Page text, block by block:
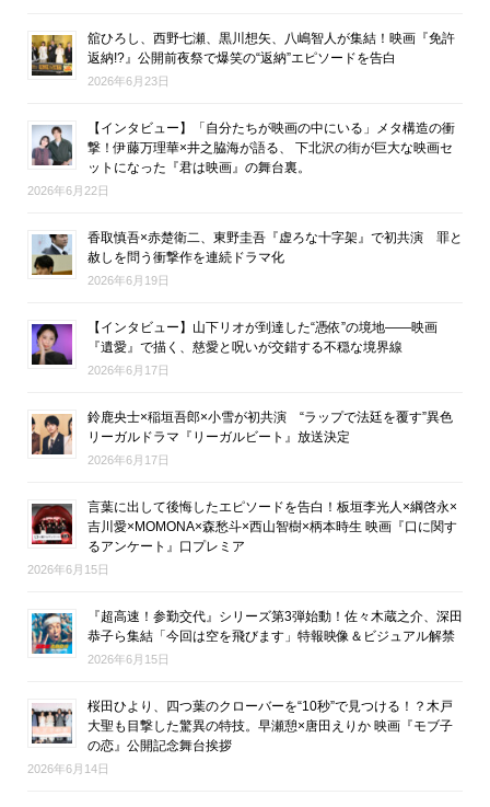
舘ひろし、西野七瀬、黒川想矢、八嶋智人が集結！映画『免許
返納!?』公開前夜祭で爆笑の“返納”エピソードを告白
2026年6月23日
【インタビュー】「自分たちが映画の中にいる」メタ構造の衝
撃！伊藤万理華×井之脇海が語る、 下北沢の街が巨大な映画セ
ットになった『君は映画』の舞台裏。
2026年6月22日
香取慎吾×赤楚衛二、東野圭吾『虚ろな十字架』で初共演 罪と
赦しを問う衝撃作を連続ドラマ化
2026年6月19日
【インタビュー】山下リオが到達した“憑依”の境地――映画
『遺愛』で描く、慈愛と呪いが交錯する不穏な境界線
2026年6月17日
鈴鹿央士×稲垣吾郎×小雪が初共演 “ラップで法廷を覆す”異色
リーガルドラマ『リーガルビート』放送決定
2026年6月17日
言葉に出して後悔したエピソードを告白！板垣李光人×綱啓永×
吉川愛×MOMONA×森愁斗×西山智樹×柄本時生 映画『口に関す
るアンケート』口プレミア
2026年6月15日
『超高速！参勤交代』シリーズ第3弾始動！佐々木蔵之介、深田
恭子ら集結「今回は空を飛びます」特報映像＆ビジュアル解禁
2026年6月15日
桜田ひより、四つ葉のクローバーを“10秒”で見つける！？木戸
大聖も目撃した驚異の特技。早瀬憩×唐田えりか 映画『モブ子
の恋』公開記念舞台挨拶
2026年6月14日